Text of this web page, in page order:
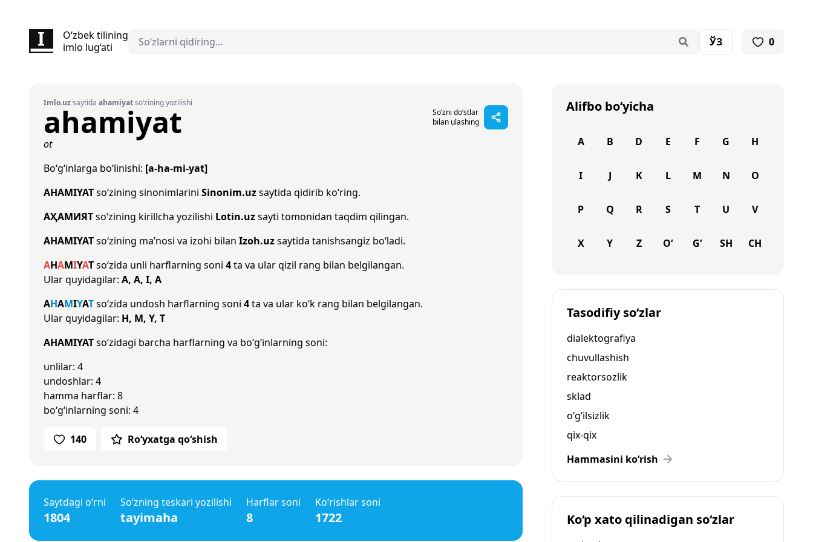
O‘zbek tilining
imlo lug‘ati
ЎЗ 0
Imlo.uzsaytida ahamiyatso‘zining yozilishi
ahamiyat
So‘zni do‘stlar
bilan ulashing
ot
Bo‘g‘inlarga bo‘linishi: [a-ha-mi-yat]
AHAMIYATso‘zining sinonimlarini Sinonim.uzsaytida qidirib ko‘ring.
АҲАМИЯТso‘zining kirillcha yozilishi Lotin.uzsayti tomonidan taqdim qilingan.
AHAMIYATso‘zining ma’nosi va izohi bilan Izoh.uzsaytida tanishsangiz bo‘ladi.
AHAMIYATso‘zida unli harflarning soni 4ta va ular qizil rang bilan belgilangan.
Ular quyidagilar: A, A, I, A
AHAMIYATso‘zida undosh harflarning soni 4ta va ular ko‘k rang bilan belgilangan.
Ular quyidagilar: H, M, Y, T
AHAMIYATso‘zidagi barcha harflarning va bo‘g‘inlarning soni:
unlilar: 4
undoshlar: 4
hamma harflar: 8
bo‘g‘inlarning soni: 4
140 Ro‘yxatga qo‘shish
Saytdagi o‘rni
1804
So‘zning teskari yozilishi
tayimaha
Harflar soni
8
Ko‘rishlar soni
1722
Alifbo bo‘yicha
A B D E F G H
I J K L M N O
P Q R S T U V
X Y Z O‘ G‘ SH CH
Tasodifiy so‘zlar
dialektografiya
chuvullashish
reaktorsozlik
sklad
o‘g‘ilsizlik
qix-qix
Hammasini ko‘rish
Ko‘p xato qilinadigan so‘zlar